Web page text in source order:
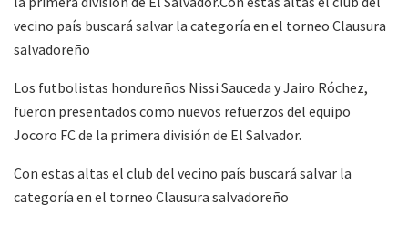
vecino país buscará salvar la categoría en el torneo Clausura
salvadoreño
Los futbolistas hondureños Nissi Sauceda y Jairo Róchez,
fueron presentados como nuevos refuerzos del equipo
Jocoro FC de la primera división de El Salvador.
Con estas altas el club del vecino país buscará salvar la
categoría en el torneo Clausura salvadoreño